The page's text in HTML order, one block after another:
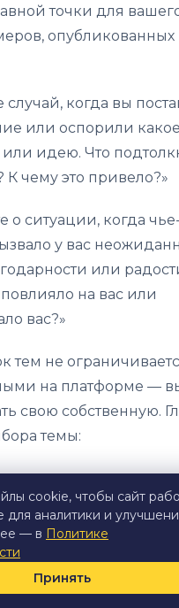
точки для
опубликованных
случай, когда вы
или оспорили
идею. Что
К чему это привело?»
о ситуации, когда
у вас
или
повлияло на вас или
вас?»
тем не
на платформе —
свою собственную.
темы:
которое для вас
значимо и
общих и
«я с детства мечтал
cookie, чтобы сайт
для аналитики и
— в Политике
Принять